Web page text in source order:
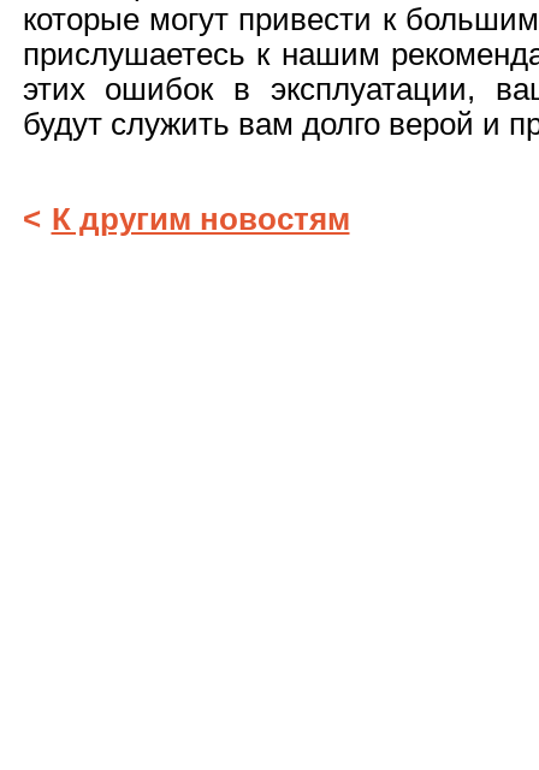
которые могут привести к
прислушаетесь к нашим
этих ошибок в эксплуатации,
будут служить вам долго верой и
< К другим новостям